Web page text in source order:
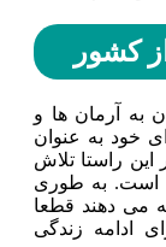
کشور
به آرمان ها و
خود به عنوان
این راستا تلاش
است. به طوری
می دهند قطعا
ادامه زندگی